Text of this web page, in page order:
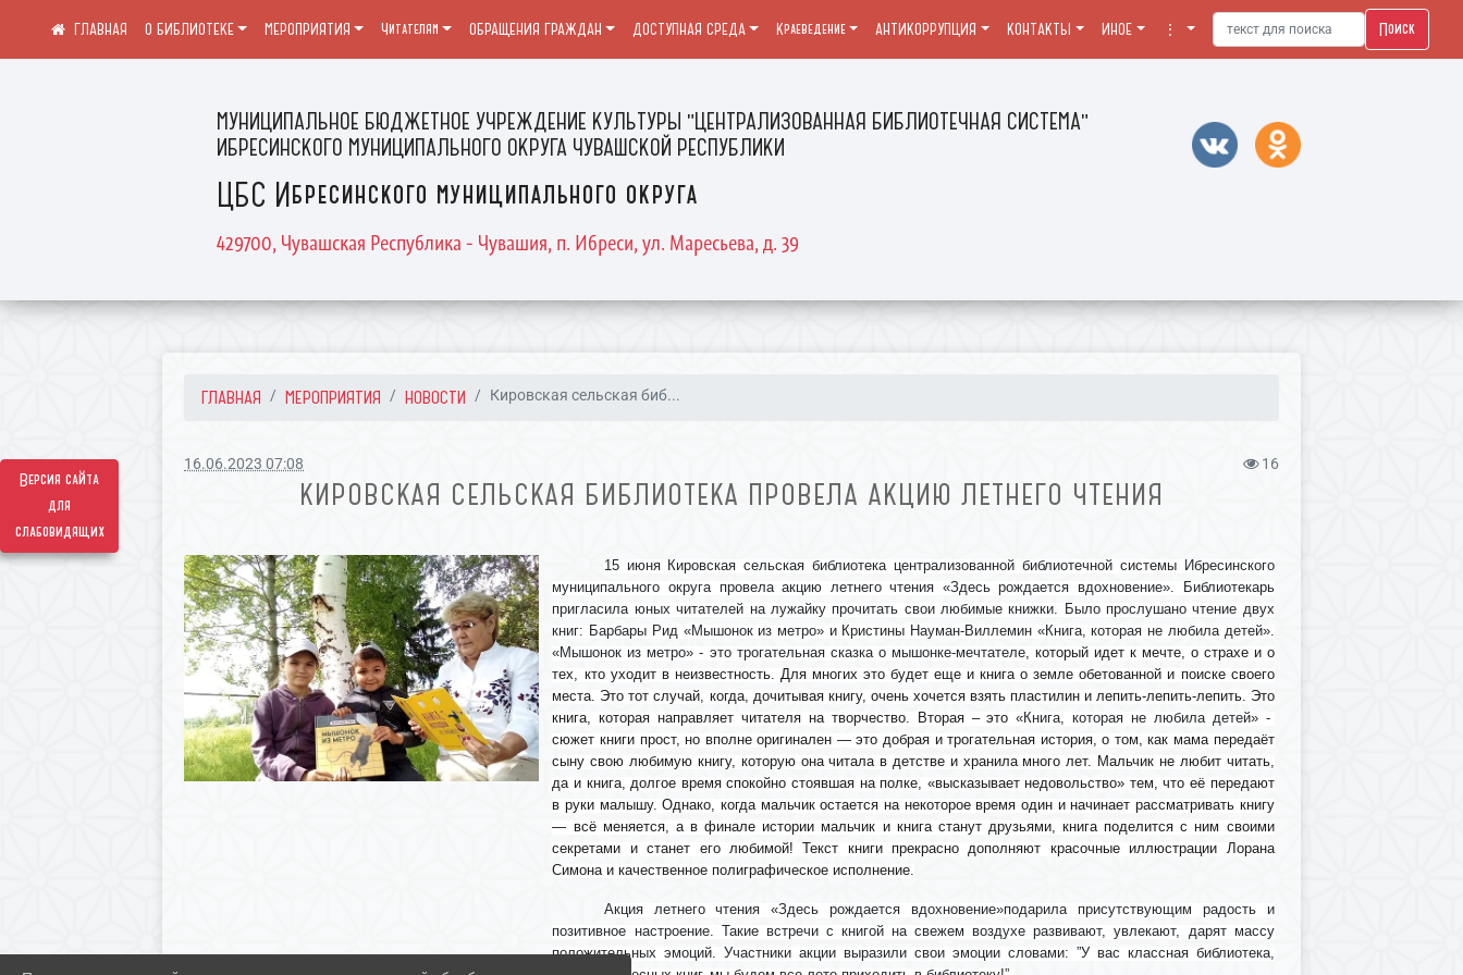
Версия сайта
для
слабовидящих
МУНИЦИПАЛЬНОЕ БЮДЖЕТНОЕ УЧРЕЖДЕНИЕ КУЛЬТУРЫ "ЦЕНТРАЛИЗОВАННАЯ БИБЛИОТЕЧНАЯ СИСТЕМА"
ИБРЕСИНСКОГО МУНИЦИПАЛЬНОГО ОКРУГА ЧУВАШСКОЙ РЕСПУБЛИКИ
ЦБС Ибресинского муниципального округа
429700, Чувашская Республика - Чувашия, п. Ибреси, ул. Маресьева, д. 39
О БИБЛИОТЕКЕ МЕРОПРИЯТИЯ Читателям ОБРАЩЕНИЯ ГРАЖДАН ДОСТУПНАЯ СРЕДА Краеведение АНТИКОРРУПЦИЯ КОНТАКТЫ ИНОЕ ⋮ Поиск
ГЛАВНАЯ МЕРОПРИЯТИЯ НОВОСТИ Кировская сельская биб...
16.06.2023 07:08 16
КИРОВСКАЯ СЕЛЬСКАЯ БИБЛИОТЕКА ПРОВЕЛА АКЦИЮ ЛЕТНЕГО ЧТЕНИЯ
15 июня Кировская сельская библиотека централизованной библиотечной системы Ибресинского
муниципального округа провела акцию летнего чтения «Здесь рождается вдохновение». Библиотекарь
пригласила юных читателей на лужайку прочитать свои любимые книжки. Было прослушано чтение двух
книг: Барбары Рид «Мышонок из метро» и Кристины Науман-Виллемин «Книга, которая не любила детей».
«Мышонок из метро» - это трогательная сказка о мышонке-мечтателе, который идет к мечте, о страхе и о
тех, кто уходит в неизвестность. Для многих это будет еще и книга о земле обетованной и поиске своего
места. Это тот случай, когда, дочитывая книгу, очень хочется взять пластилин и лепить-лепить-лепить. Это
книга, которая направляет читателя на творчество. Вторая – это«Книга, которая не любила детей» -
сюжет книги прост, но вполне оригинален — это добрая и трогательная история, о том, как мама передаёт
сыну свою любимую книгу, которую она читала в детстве и хранила много лет. Мальчик не любит читать,
да и книга, долгое время спокойно стоявшая на полке, «высказывает недовольство» тем, что её передают
в руки малышу. Однако, когда мальчик остается на некоторое время один и начинает рассматривать книгу
— всё меняется, а в финале истории мальчик и книга станут друзьями, книга поделится с ним своими
секретами и станет его любимой! Текст книги прекрасно дополняют красочные иллюстрации Лорана
Симона и качественное полиграфическое исполнение.
Акция летнего чтения «Здесь рождается вдохновение»подарила присутствующим радость и
позитивное настроение. Такие встречи с книгой на свежем воздухе развивают, увлекают, дарят массу
положительных эмоций. Участники акции выразили свои эмоции словами: ”У вас классная библиотека,